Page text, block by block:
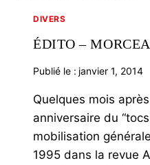
DIVERS
ÉDITO –
Publié le : janvier 1, 2014
Quelques mois
anniversaire du
mobilisation
1995 dans la revue